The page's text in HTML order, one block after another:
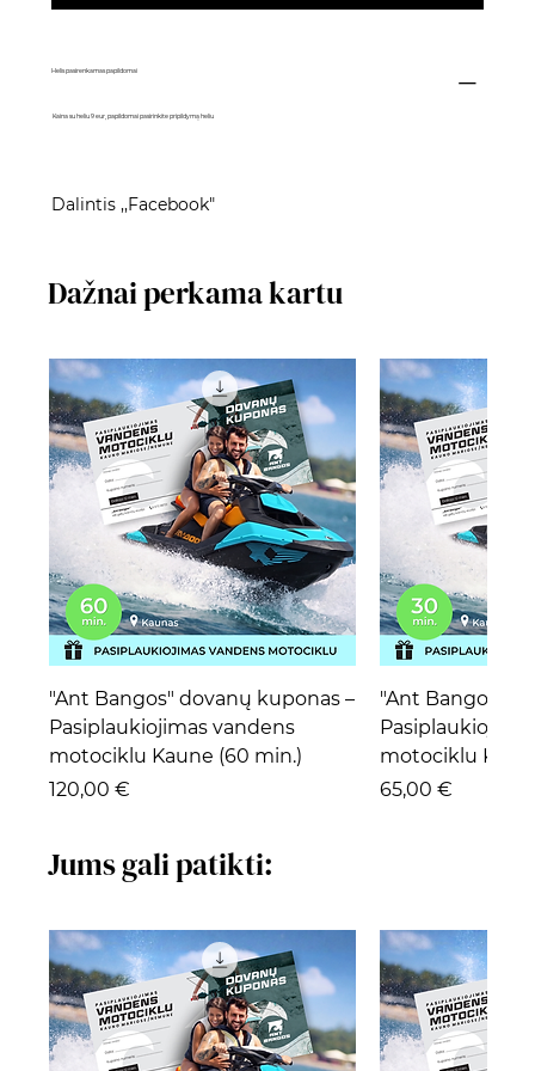
Helis pasirenkamas papildomai
Kaina su heliu 9 eur, papildomai pasirinkite pripildymą heliu
Dalintis ,,Facebook"
Dažnai perkama kartu
"Ant Bangos" dovanų kuponas –
Pasiplaukiojimas vandens
motociklu Kaune (60 min.)
Kaina
120,00 €
"Ant Bangos"
motociklu
Kaina
65,00 €
Jums gali patikti: